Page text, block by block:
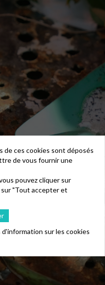
ces cookies sont déposés
de vous fournir une
pouvez cliquer sur
sur "Tout accepter et
sur les cookies